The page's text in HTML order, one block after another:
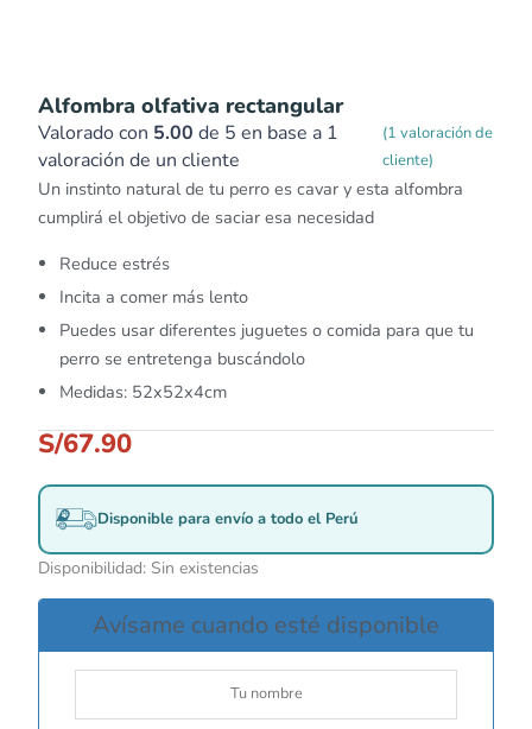
Alfombra olfativa rectangular
Valorado con 5.00 de 5 en base a 1
valoración de un cliente
(1 valoración de
cliente)
Un instinto natural de tu perro es cavar y esta alfombra
cumplirá el objetivo de saciar esa necesidad
Reduce estrés
Incita a comer más lento
Puedes usar diferentes juguetes o comida para que tu
perro se entretenga buscándolo
Medidas: 52x52x4cm
S/67.90
Disponible para envío a todo el Perú
Disponibilidad: Sin existencias
Avísame cuando esté disponible